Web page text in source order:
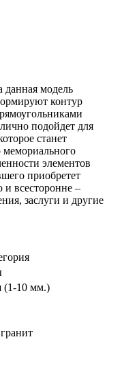
данная модель
контур
подойдет для
станет
элементов
приобретет
и всесторонне –
заслуги и другие
(1-10 мм.)